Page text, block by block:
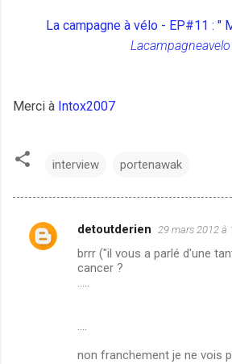
La campagne à vélo - EP#11 : "
Lacampagneavelo
Merci à Intox2007
interview portenawak
C
detoutderien 29 mars 2012 à
brrr ("il vous a parlé d'une
cancer ?
.....
....
non franchement je ne vois